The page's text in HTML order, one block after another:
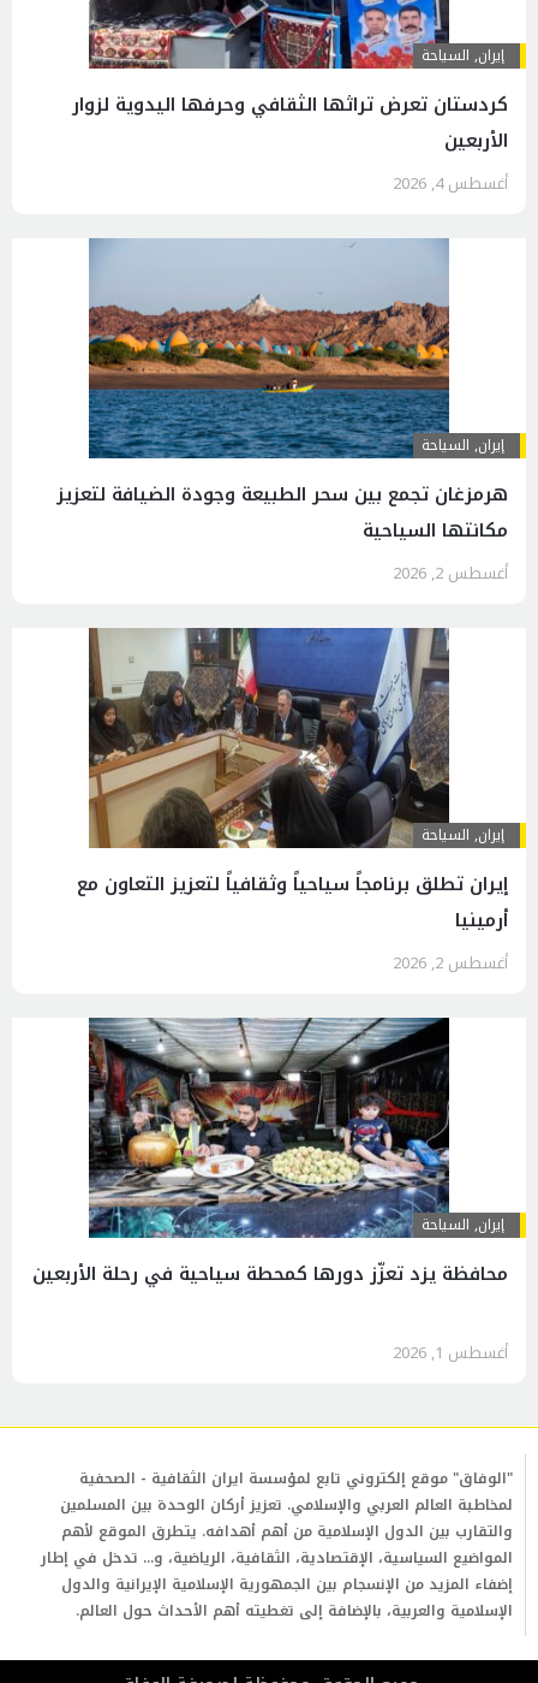
إيران, السياحة
كردستان تعرض تراثها الثقافي وحرفها اليدوية لزوار
الأربعين
أغسطس 4, 2026
إيران, السياحة
هرمزغان تجمع بين سحر الطبيعة وجودة الضيافة لتعزيز
مكانتها السياحية
أغسطس 2, 2026
إيران, السياحة
إيران تطلق برنامجاً سياحياً وثقافياً لتعزيز التعاون مع
أرمينيا
أغسطس 2, 2026
إيران, السياحة
محافظة يزد تعزّز دورها كمحطة سياحية في رحلة الأربعين
أغسطس 1, 2026
"الوفاق" موقع إلكتروني تابع لمؤسسة ايران الثقافية - الصحفية
لمخاطبة العالم العربي والإسلامي. تعزيز أركان الوحدة بين المسلمين
والتقارب بين الدول الإسلامية من أهم أهدافه. يتطرق الموقع لأهم
المواضيع السياسية، الإقتصادية، الثقافية، الرياضية، و... تدخل في إطار
إضفاء المزيد من الإنسجام بين الجمهورية الإسلامية الإيرانية والدول
الإسلامية والعربية، بالإضافة إلى تغطيته أهم الأحداث حول العالم.